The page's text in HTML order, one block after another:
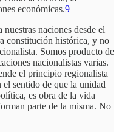
económicas.9
naciones desde el
constitución histórica, y no
Somos producto de
nacionalistas varias.
el principio regionalista
sentido de que la unidad
es obra de la vida
parte de la misma. No